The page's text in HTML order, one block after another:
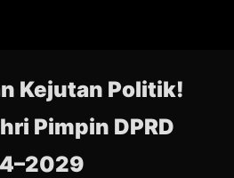
Kejutan Politik!
Pimpin DPRD